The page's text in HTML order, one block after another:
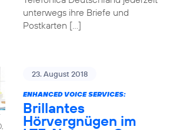
unterwegs ihre Briefe und
Postkarten […]
23. August 2018
ENHANCED VOICE SERVICES:
Brillantes
Hörvergnügen im